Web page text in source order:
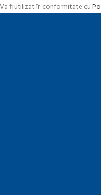
Va fi utilizat în conformitate cu